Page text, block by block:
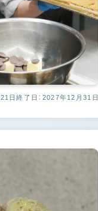
日終了日：2027年12月31日